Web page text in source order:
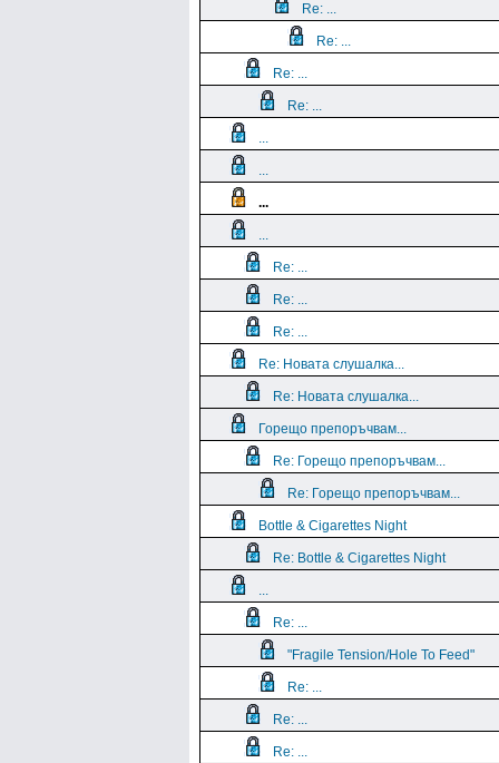
Re: ...
Re: ...
Re: ...
Re: ...
...
...
...
...
Re: ...
Re: ...
Re: ...
Re: Новата слушалка...
Re: Новата слушалка...
Горещо препоръчвам...
Re: Горещо препоръчвам...
Re: Горещо препоръчвам...
Bottle & Cigarettes Night
Re: Bottle & Cigarettes Night
...
Re: ...
"Fragile Tension/Hole To Feed"
Re: ...
Re: ...
Re: ...